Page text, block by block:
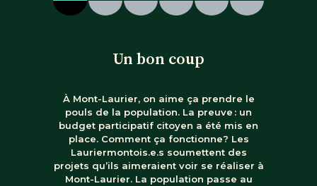
Un bon coup
À Mont-Laurier, on aime ça prendre le
pouls de la population. La preuve : un
budget participatif citoyen a été mis en
place. Comment ça fonctionne? Les
Lauriermontois.e.s soumettent des
projets qu’ils aimeraient voir se réaliser à
Mont-Laurier. La population passe au